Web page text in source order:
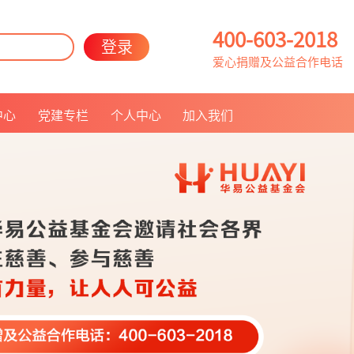
登录 400-603-2018
爱心捐赠及公益合作电话
党建专栏 个人中心 加入我们
人员招聘